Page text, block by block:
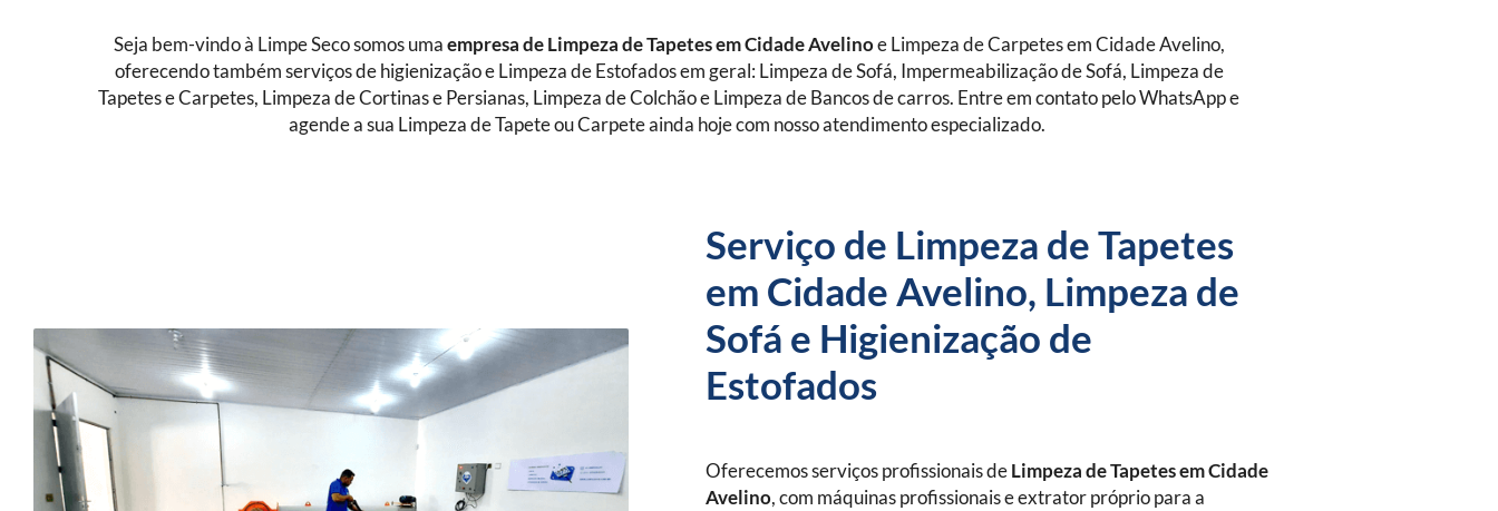
Seja bem-vindo à Limpe Seco somos uma empresa de Limpeza de Tapetesem Cidade Avelinoe Limpeza de Carpetes em Cidade Avelino,
oferecendo também serviços de higienização e Limpeza de Estofados em geral: Limpeza de Sofá, Impermeabilização de Sofá, Limpeza de
Tapetes e Carpetes, Limpeza de Cortinas e Persianas, Limpeza de Colchão e Limpeza de Bancos de carros. Entre em contato pelo WhatsApp e
agende a sua Limpeza de Tapete ou Carpete ainda hoje com nosso atendimento especializado.
Serviço de Limpeza de Tapetes
em Cidade Avelino, Limpeza de
Sofá e Higienização de
Estofados
Oferecemos serviços profissionais de Limpeza de Tapetesem Cidade
Avelino, com máquinas profissionais e extrator próprio para a